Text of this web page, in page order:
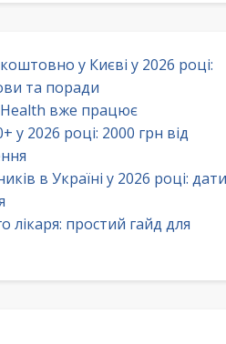
у Києві у 2026 році:
та поради
вже працює
у 2026 році: 2000 грн від
в Україні у 2026 році: дати
лікаря: простий гайд для